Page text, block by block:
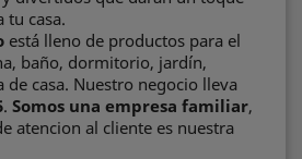
tu casa.
está lleno de productos para el
baño, dormitorio, jardín,
casa. Nuestro negocio lleva
. Somos una empresa familiar,
atencion al cliente es nuestra